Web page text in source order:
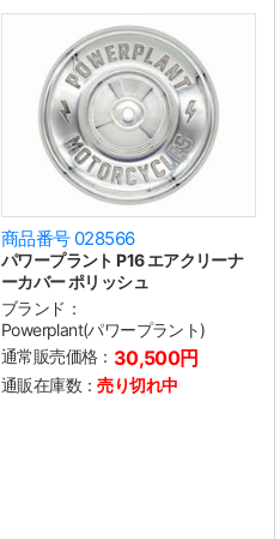
商品番号 028566
パワープラント P16 エアクリーナ
ーカバー ポリッシュ
ブランド：
Powerplant(パワープラント)
通常販売価格： 30,500円
通販在庫数：売り切れ中